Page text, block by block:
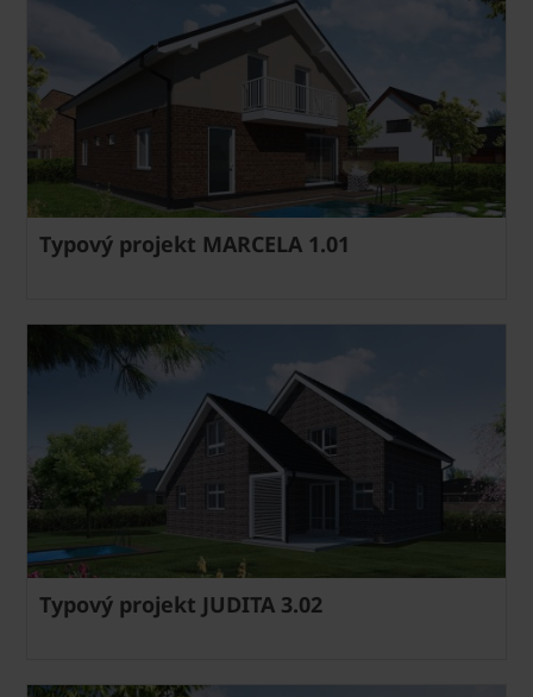
Typový projekt MARCELA 1.01
Typový projekt JUDITA 3.02